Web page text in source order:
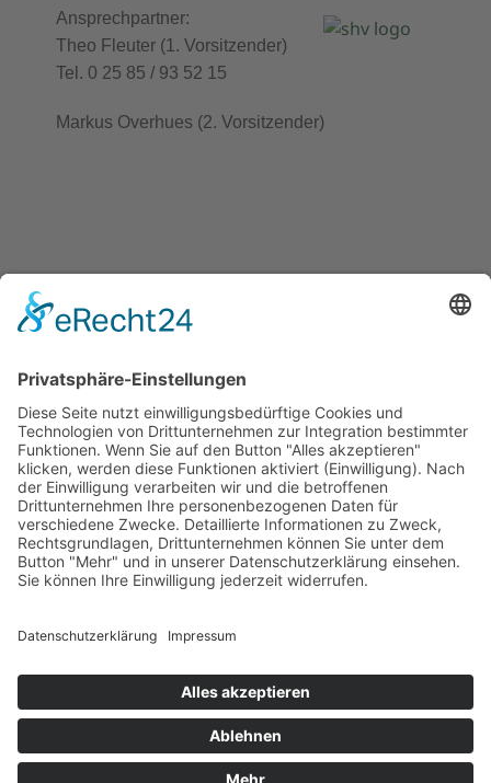
Ansprechpartner:
Theo Fleuter (1. Vorsitzender)
Tel. 0 25 85 / 93 52 15
Markus Overhues (2. Vorsitzender)
Hoetmar
Ansprechpartner:
Lambert Kortenjann
(Vorsitzender)
Tel. 0 25 85 / 74 36
All rights reserved.